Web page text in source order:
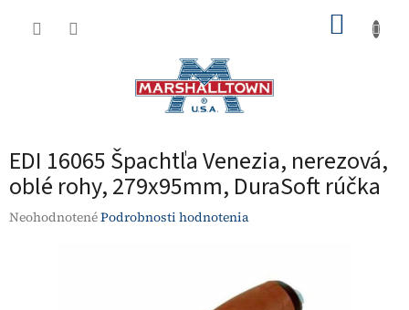
EDI 16065 Špachtľa Venezia, nerezová,
oblé rohy, 279x95mm, DuraSoft rúčka
Priemerné
NeohodnotenéPodrobnosti hodnotenia